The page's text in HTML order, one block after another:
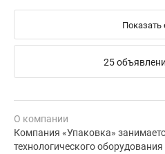
Показать
25
О компании
Компания «Упаковка»
технологического